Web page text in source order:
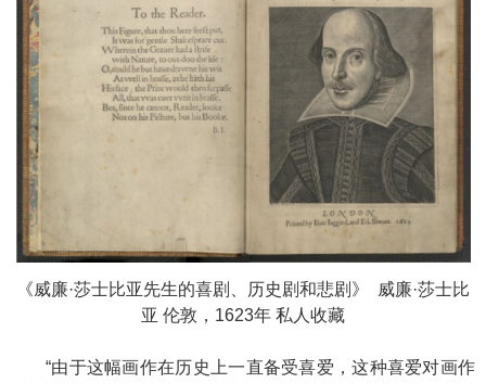
《威廉·莎士比亚先生的喜剧、历史剧和悲剧》 威廉·莎士比
亚 伦敦，1623年 私人收藏
“由于这幅画作在历史上一直备受喜爱，这种喜爱对画作